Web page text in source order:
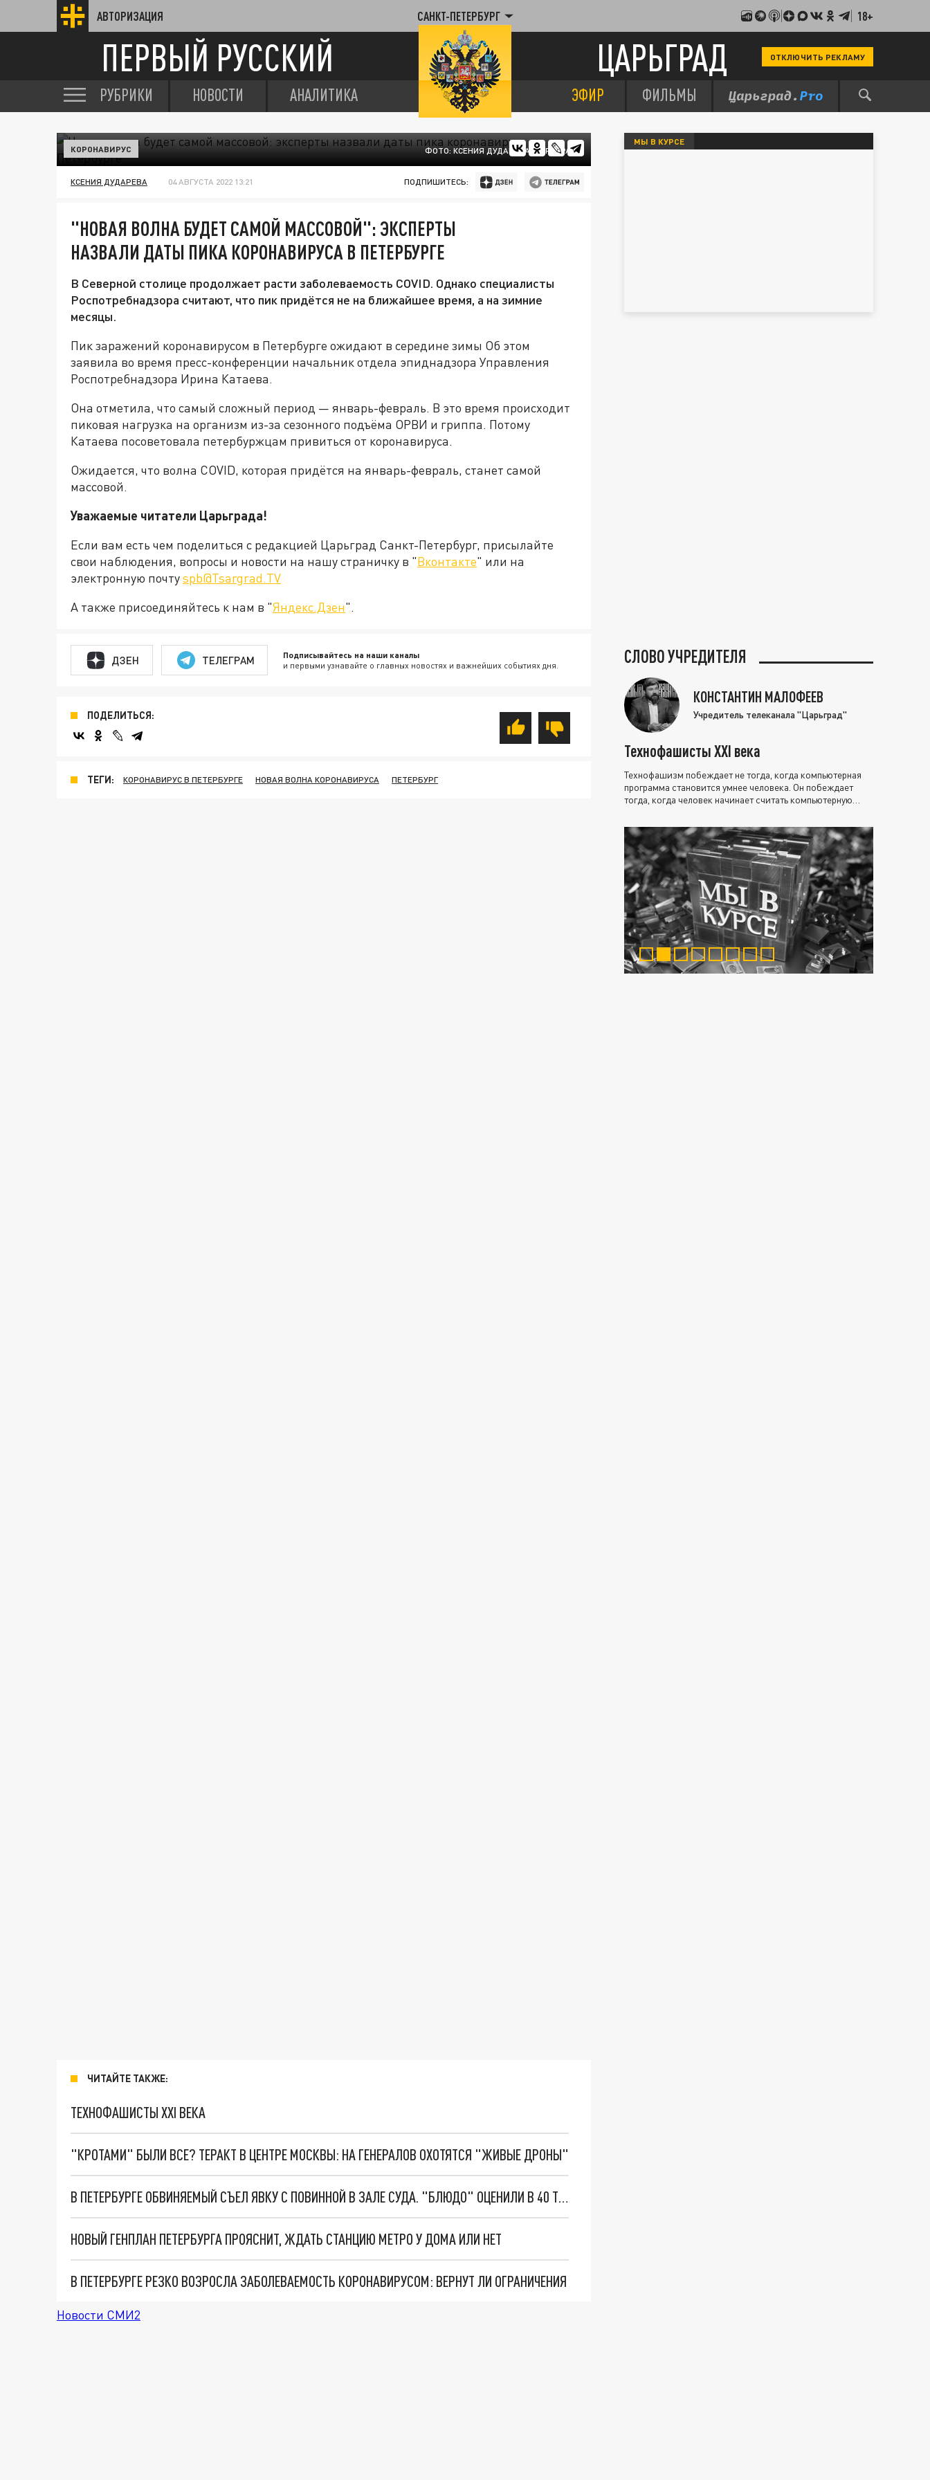
АВТОРИЗАЦИЯ САНКТ-ПЕТЕРБУРГ 18+
ПЕРВЫЙ РУССКИЙ ЦАРЬГРАД ОТКЛЮЧИТЬ РЕКЛАМУ
РУБРИКИ НОВОСТИ АНАЛИТИКА ЭФИР ФИЛЬМЫ
ФОТО: КСЕНИЯ ДУДАРЕВА/ЦАРЬГРАД
КОРОНАВИРУС
КСЕНИЯ ДУДАРЕВА 04 АВГУСТА 2022 13:21 ПОДПИШИТЕСЬ:
"НОВАЯ ВОЛНА БУДЕТ САМОЙ МАССОВОЙ": ЭКСПЕРТЫ
НАЗВАЛИ ДАТЫ ПИКА КОРОНАВИРУСА В ПЕТЕРБУРГЕ
В Северной столице продолжает расти заболеваемость COVID. Однако специалисты
Роспотребнадзора считают, что пик придётся не на ближайшее время, а на зимние
месяцы.
Пик заражений коронавирусом в Петербурге ожидают в середине зимы Об этом
заявила во время пресс-конференции начальник отдела эпиднадзора Управления
Роспотребнадзора Ирина Катаева.
Она отметила, что самый сложный период — январь-февраль. В это время происходит
пиковая нагрузка на организм из-за сезонного подъёма ОРВИ и гриппа. Потому
Катаева посоветовала петербуржцам привиться от коронавируса.
Ожидается, что волна COVID, которая придётся на январь-февраль, станет самой
массовой.
Уважаемые читатели Царьграда!
Если вам есть чем поделиться с редакцией Царьград Санкт-Петербург, присылайте
свои наблюдения, вопросы и новости на нашу страничку в "Вконтакте" или на
электронную почтуspb@Tsargrad.TV
А также присоединяйтесь к нам в "Яндекс.Дзен".
ДЗЕН ТЕЛЕГРАМ Подписывайтесь на наши каналы
и первыми узнавайте о главных новостях и важнейших событиях дня.
ПОДЕЛИТЬСЯ:
ТЕГИ: КОРОНАВИРУС В ПЕТЕРБУРГЕ НОВАЯ ВОЛНА КОРОНАВИРУСА ПЕТЕРБУРГ
ЧИТАЙТЕ ТАКЖЕ:
ТЕХНОФАШИСТЫ XXI ВЕКА
"КРОТАМИ" БЫЛИ ВСЕ? ТЕРАКТ В ЦЕНТРЕ МОСКВЫ: НА ГЕНЕРАЛОВ ОХОТЯТСЯ "ЖИВЫЕ ДРОНЫ"
В ПЕТЕРБУРГЕ ОБВИНЯЕМЫЙ СЪЕЛ ЯВКУ С ПОВИННОЙ В ЗАЛЕ СУДА. "БЛЮДО" ОЦЕНИЛИ В 40 ТЫСЯЧ
НОВЫЙ ГЕНПЛАН ПЕТЕРБУРГА ПРОЯСНИТ, ЖДАТЬ СТАНЦИЮ МЕТРО У ДОМА ИЛИ НЕТ
В ПЕТЕРБУРГЕ РЕЗКО ВОЗРОСЛА ЗАБОЛЕВАЕМОСТЬ КОРОНАВИРУСОМ: ВЕРНУТ ЛИ ОГРАНИЧЕНИЯ
Новости СМИ2
МЫ В КУРСЕ
СЛОВО УЧРЕДИТЕЛЯ
КОНСТАНТИН МАЛОФЕЕВ
Учредитель телеканала "Царьград"
Технофашисты XXI века
Технофашизм побеждает не тогда, когда компьютерная
программа становится умнее человека. Он побеждает
тогда, когда человек начинает считать компьютерную